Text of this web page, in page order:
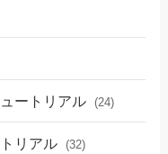
ートリアル (24)
リアル (32)